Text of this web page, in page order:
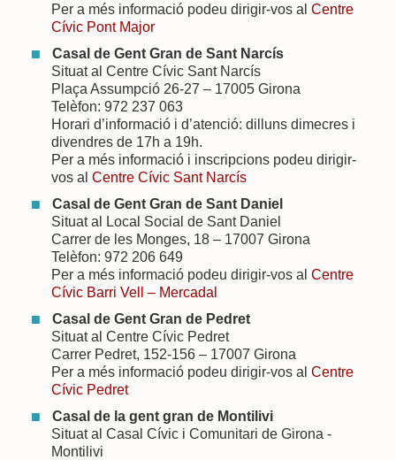
Per a més informació podeu dirigir-vos alCentre
Cívic Pont Major
Casal de Gent Gran de Sant Narcís
Situat al Centre Cívic Sant Narcís
Plaça Assumpció 26-27 – 17005 Girona
Telèfon: 972 237 063
Horari d’informació i d’atenció: dilluns dimecres i
divendres de 17h a 19h.
Per a més informació i inscripcions podeu dirigir-
vos alCentre Cívic Sant Narcís
Casal de Gent Gran de Sant Daniel
Situat al Local Social de Sant Daniel
Carrer de les Monges, 18 – 17007 Girona
Telèfon: 972 206 649
Per a més informació podeu dirigir-vos alCentre
Cívic Barri Vell – Mercadal
Casal de Gent Gran de Pedret
Situat al Centre Cívic Pedret
Carrer Pedret, 152-156 – 17007 Girona
Per a més informació podeu dirigir-vos alCentre
Cívic Pedret
Casal de la gent gran de Montilivi
Situat al Casal Cívic i Comunitari de Girona -
Montilivi